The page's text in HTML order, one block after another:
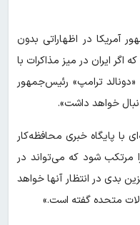
آمریکا در اظهاراتی بدون
ایران در میز مذاکرات با
«دونالد ترامپ» رئیس‌جمهور
خواهد داشت».
با پایگاه خبری محافظه‌کار
را مرتکب شود که می‌تواند در
بدی در انتظار آنها خواهد
متحده گفته است.»